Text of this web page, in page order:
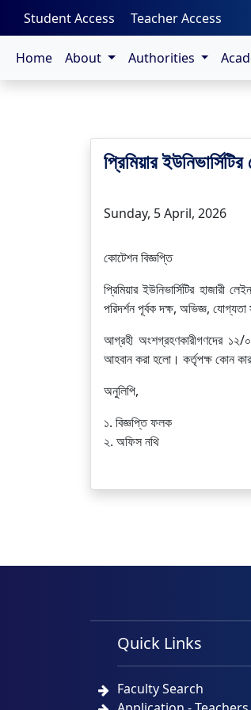
Student Access Teacher Access
Home About Authorities
-->
প্রিমিয়ার
Sunday, 5 April, 2026
কোটেশন বিজ্ঞপ্তি
প্রিমিয়ার ইউনিভার্সিটির
পরিদর্শন পূর্বক দক্ষ, অভিজ্ঞ,
আগ্রহী অংশগ্রহণকারীগণদের
আহবান করা হলো। কর্তৃপক্ষ কোন
অনুলিপি,
১. বিজ্ঞপ্তি ফলক
২. অফিস নথি
Quick Links
Faculty Search